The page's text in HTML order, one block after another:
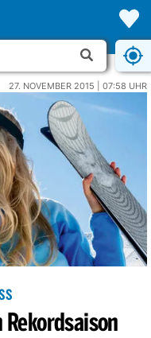
27. NOVEMBER 2015 | 07:58 UHR